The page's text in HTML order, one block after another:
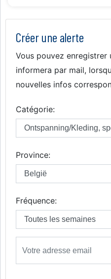
Créer une alerte
Vous pouvez enregistrer
informera par mail,
nouvelles infos
Catégorie:
Province:
Fréquence: